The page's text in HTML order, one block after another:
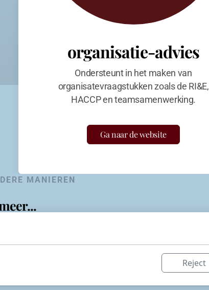
organisatie-advies
Ondersteunt in het maken van
organisatevraagstukken zoals de RI&E,
HACCP en teamsamenwerking.
Ga naar de website
MANIEREN
Reject